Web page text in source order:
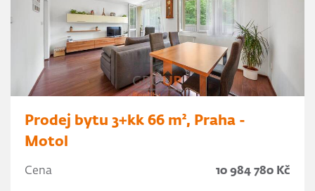
Prodej bytu 3+kk 66 m², Praha -
Motol
Cena 10 984 780 Kč